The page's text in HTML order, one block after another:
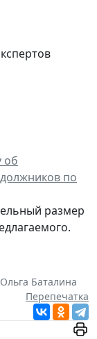
об
по
размер
Ольга Баталина
Перепечатка